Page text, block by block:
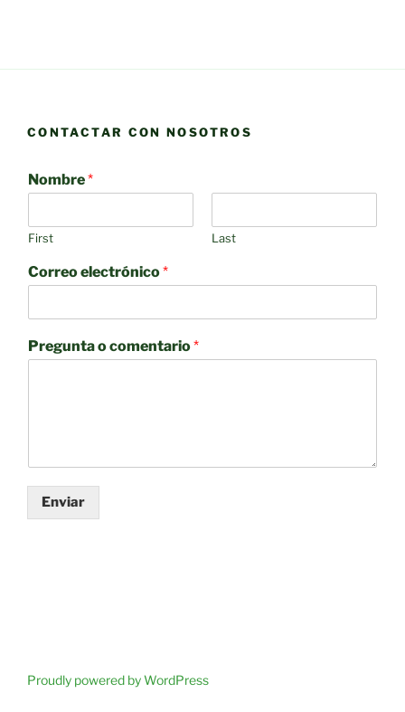
CONTACTAR CON NOSOTROS
Nombre*
First Last
Correo electrónico*
Pregunta o comentario*
Enviar
Proudly powered by WordPress